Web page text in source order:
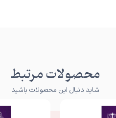
محصولات مرتبط
شاید دنبال این محصولات باشید